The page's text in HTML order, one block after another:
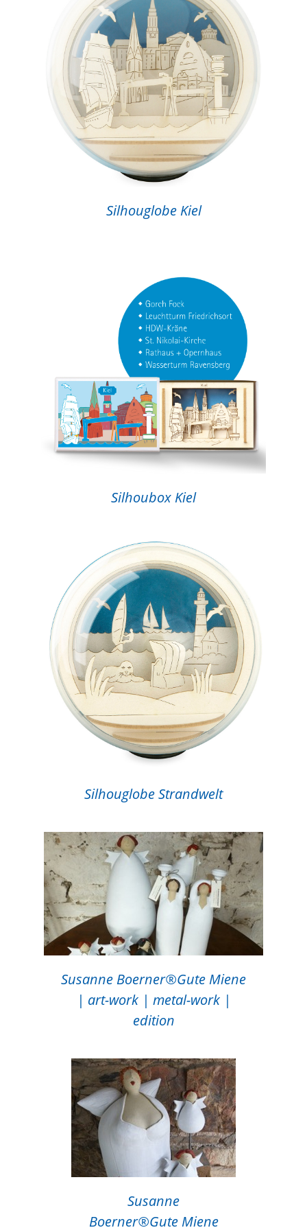
Silhouglobe Kiel
Silhoubox Kiel
Silhouglobe Strandwelt
Susanne Boerner®Gute Miene
| art-work | metal-work |
edition
Susanne
Boerner®Gute Miene